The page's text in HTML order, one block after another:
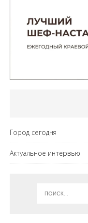
Город сегодня
Актуальное интервью